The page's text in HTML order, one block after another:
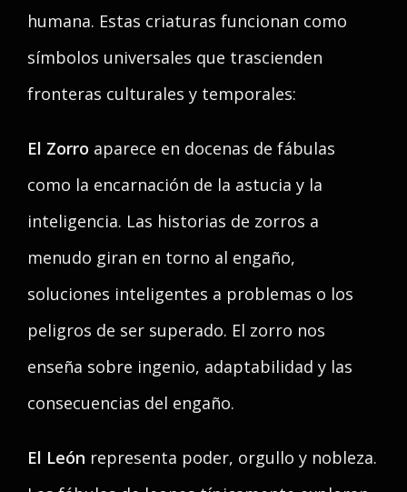
humana. Estas criaturas funcionan como
símbolos universales que trascienden
fronteras culturales y temporales:
El Zorro aparece en docenas de fábulas
como la encarnación de la astucia y la
inteligencia. Las historias de zorros a
menudo giran en torno al engaño,
soluciones inteligentes a problemas o los
peligros de ser superado. El zorro nos
enseña sobre ingenio, adaptabilidad y las
consecuencias del engaño.
El León representa poder, orgullo y nobleza.